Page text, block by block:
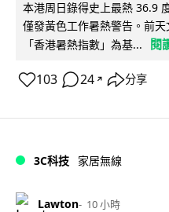
本港周日錄得史上最熱 36.9
僅發黃色工作暑熱警告。前
「香港暑熱指數」為基...
閱
103 24 ↗ 分享
3C科技 家居無線
Lawton 10 小時